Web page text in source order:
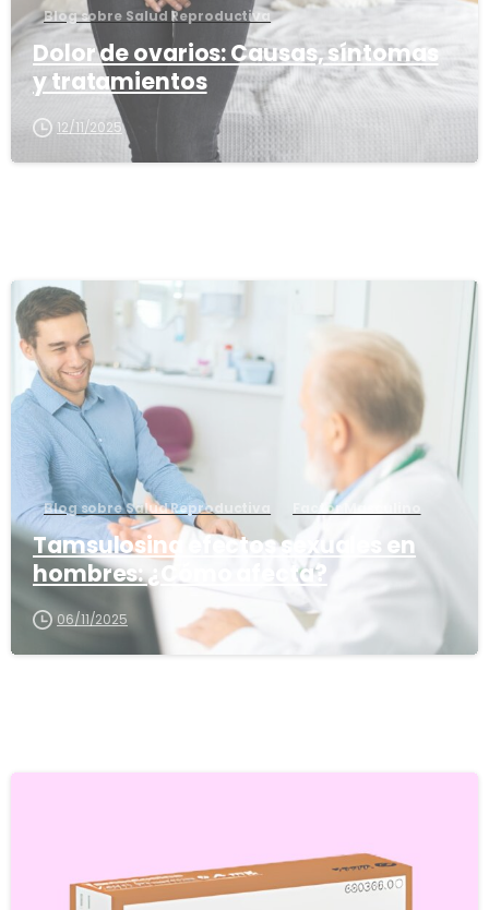
Blog sobre Salud Reproductiva
Dolor de ovarios: Causas, síntomas
y tratamientos
12/11/2025
Blog sobre Salud Reproductiva Factor Masculino
Tamsulosina efectos sexuales en
hombres: ¿Cómo afecta?
06/11/2025